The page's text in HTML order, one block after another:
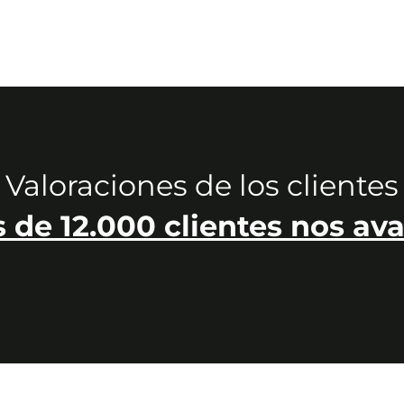
Valoraciones de los clientes
de 12.000 clientes nos